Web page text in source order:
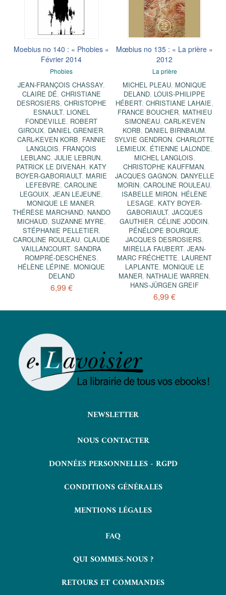
Moebius no 140 : « Phobies »
Février 2014
Phobies
JEAN-FRANÇOIS CHASSAY,
CLAIRE DÉ, CHRISTIANE
DESROSIERS, CHRISTOPHE
ESNAULT, LIONEL
FONDEVILLE, ROBERT
GIROUX, DANIEL GRENIER,
CARL-KEVEN KORB, FANNIE
LANGLOIS, FRANÇOIS
LEBLANC, JULIE LEBRUN,
PATRICK LE DIVENAH, KATY
BOYER-GABORIAULT, MARIE
LEFEBVRE, CAROLINE
LEGOUIX,JEAN LEJEUNE,
MONIQUE LE MANER,
THÉRÈSE MARCHAND, NANDO
MICHAUD, SUZANNE MYRE,
STÉPHANIE PELLETIER,
CAROLINE ROULEAU, CLAUDE
VAILLANCOURT,SANDRA
ROMPRÉ-DESCHÊNES,
HÉLÈNE LÉPINE, MONIQUE
DELAND
6,99 €
Mœbius no 135 : « La prière »
2012
La prière
MICHEL PLEAU, MONIQUE
DELAND, LOUIS-PHILIPPE
HÉBERT,CHRISTIANE LAHAIE,
FRANCE BOUCHER, MATHIEU
SIMONEAU, CARL-KEVEN
KORB, DANIEL BIRNBAUM,
SYLVIE GENDRON,CHARLOTTE
LEMIEUX, ÉTIENNE LALONDE,
MICHEL LANGLOIS,
CHRISTOPHE KAUFFMAN,
JACQUES GAGNON, DANYELLE
MORIN, CAROLINE ROULEAU,
ISABELLE MIRON, HÉLÈNE
LESAGE, KATY BOYER-
GABORIAULT, JACQUES
GAUTHIER,CÉLINE JODOIN,
PÉNÉLOPE BOURQUE,
JACQUES DESROSIERS,
MIRELLA FAUBERT,JEAN-
MARC FRÉCHETTE, LAURENT
LAPLANTE, MONIQUE LE
MANER, NATHALIE WARREN,
HANS-JÜRGEN GREIF
6,99 €
NEWSLETTER
NOUS CONTACTER
DONNÉES PERSONNELLES - RGPD
CONDITIONS GÉNÉRALES
MENTIONS LÉGALES
FAQ
QUI SOMMES-NOUS ?
RETOURS ET COMMANDES